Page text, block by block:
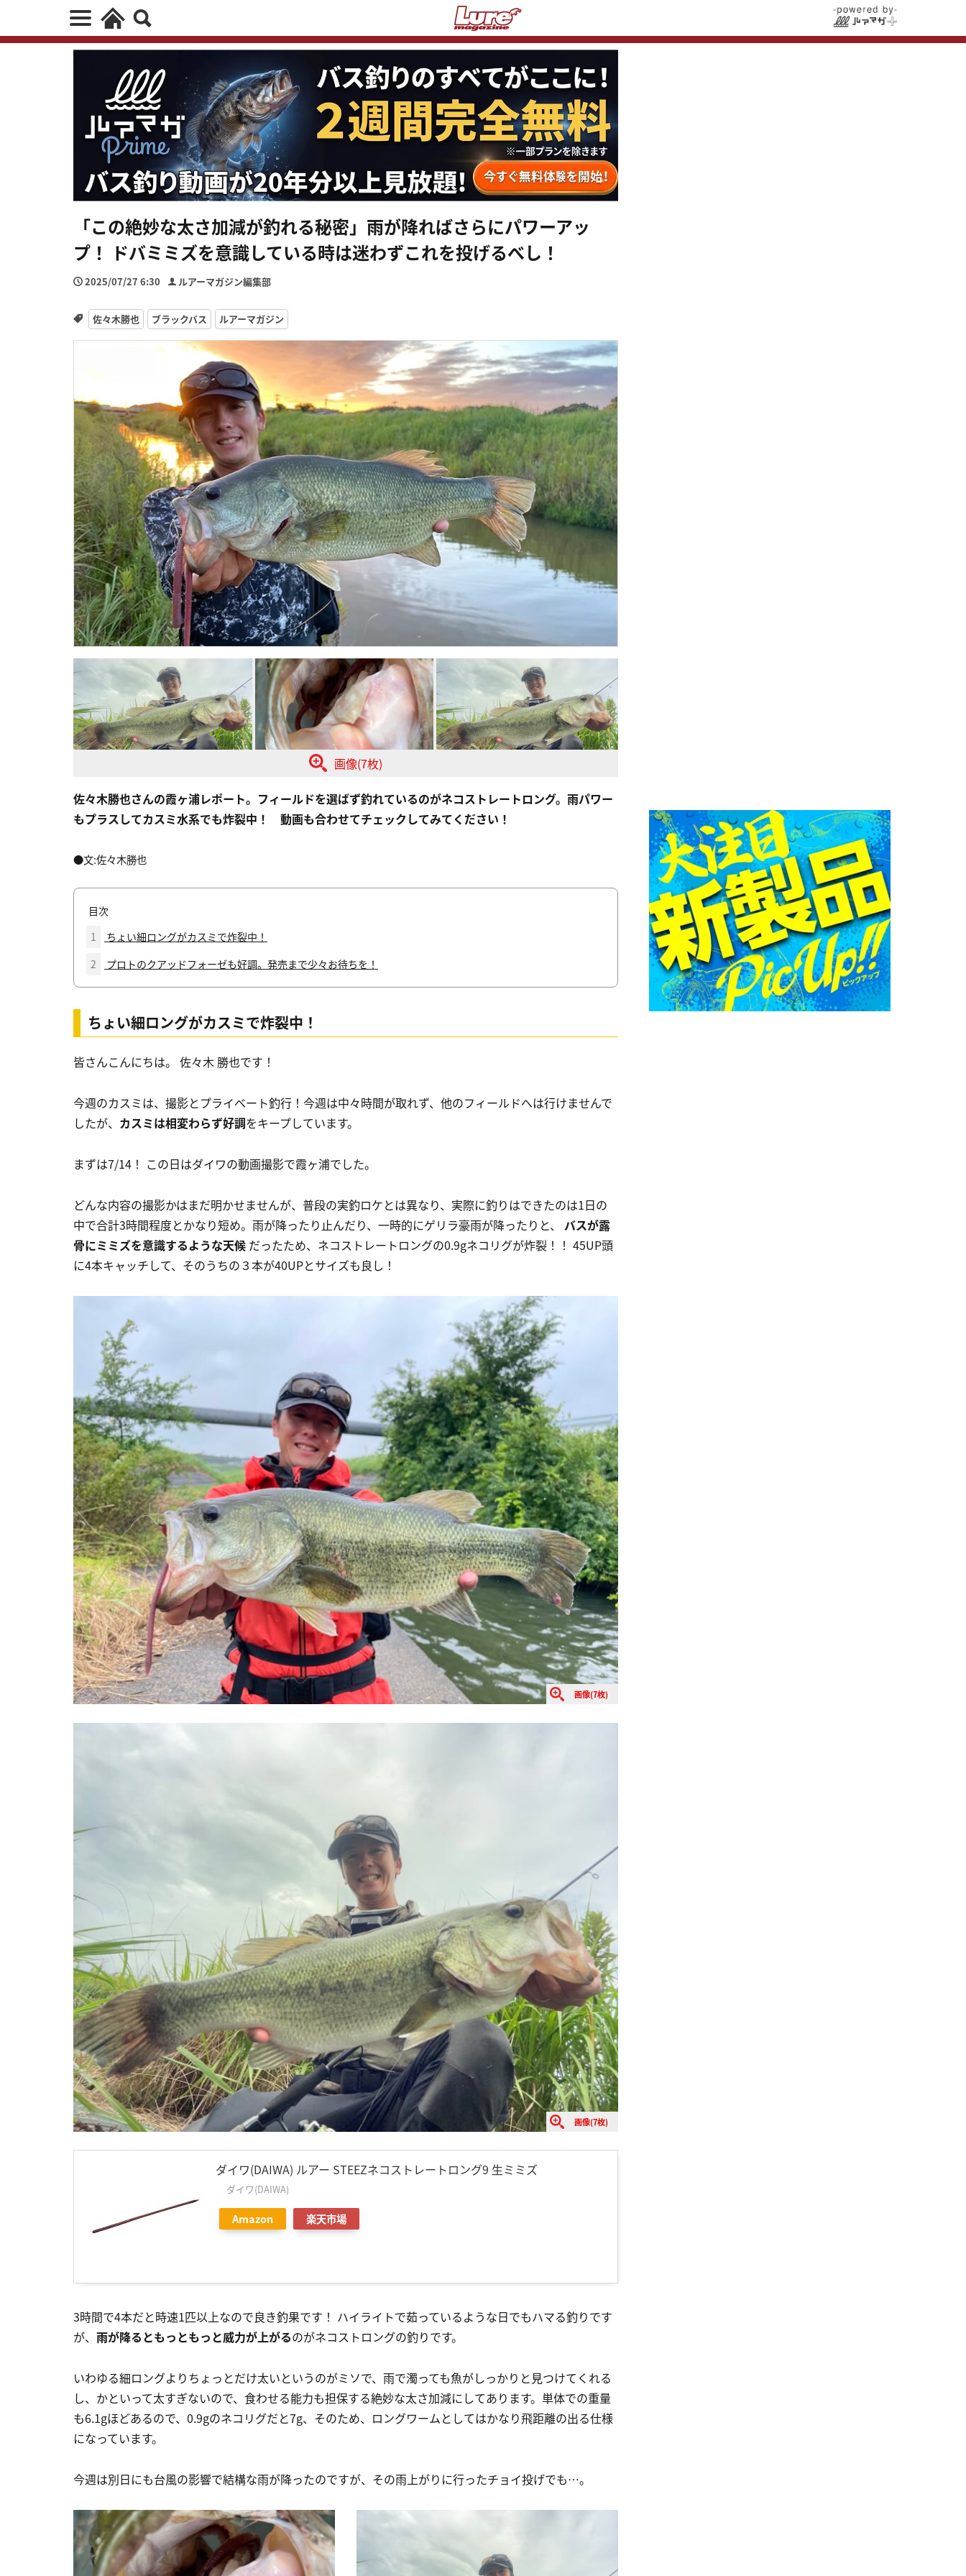
「この絶妙な太さ加減が釣れる秘密」雨が降ればさらにパワーアッ
プ！ ドバミミズを意識している時は迷わずこれを投げるべし！
2025/07/27 6:30 ルアーマガジン編集部
佐々木勝也 ブラックバス ルアーマガジン
画像(7枚)
佐々木勝也さんの霞ヶ浦レポート。フィールドを選ばず釣れているのがネコストレートロング。雨パワー
もプラスしてカスミ水系でも炸裂中！ 動画も合わせてチェックしてみてください！
●文:佐々木勝也
目次
1
ちょい細ロングがカスミで炸裂中！
2
プロトのクアッドフォーゼも好調。発売まで少々お待ちを！
ちょい細ロングがカスミで炸裂中！
皆さんこんにちは。 佐々木 勝也です！
今週のカスミは、撮影とプライベート釣行！今週は中々時間が取れず、他のフィールドへは行けませんで
したが、 カスミは相変わらず好調をキープしています。
まずは7/14！ この日はダイワの動画撮影で霞ヶ浦でした。
どんな内容の撮影かはまだ明かせませんが、普段の実釣ロケとは異なり、実際に釣りはできたのは1日の
中で合計3時間程度とかなり短め。雨が降ったり止んだり、一時的にゲリラ豪雨が降ったりと、 バスが露
骨にミミズを意識するような天候 だったため、ネコストレートロングの0.9gネコリグが炸裂！！ 45UP頭
に4本キャッチして、そのうちの３本が40UPとサイズも良し！
画像(7枚)
画像(7枚)
ダイワ(DAIWA) ルアー STEEZネコストレートロング9 生ミミズ
ダイワ(DAIWA)
Amazon 楽天市場
3時間で4本だと時速1匹以上なので良き釣果です！ ハイライトで茹っているような日でもハマる釣りです
が、 雨が降るともっともっと威力が上がるのがネコストロングの釣りです。
いわゆる細ロングよりちょっとだけ太いというのがミソで、雨で濁っても魚がしっかりと見つけてくれる
し、かといって太すぎないので、食わせる能力も担保する絶妙な太さ加減にしてあります。単体での重量
も6.1gほどあるので、0.9gのネコリグだと7g、そのため、ロングワームとしてはかなり飛距離の出る仕様
になっています。
今週は別日にも台風の影響で結構な雨が降ったのですが、その雨上がりに行ったチョイ投げでも…。